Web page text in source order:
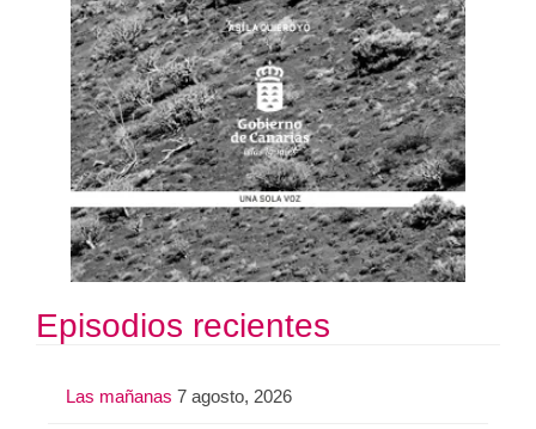
Episodios recientes
Las mañanas 7 agosto, 2026